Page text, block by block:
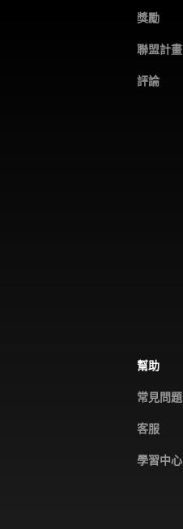
獎勵
聯盟計畫
評論
幫助
常見問題
客服
學習中心